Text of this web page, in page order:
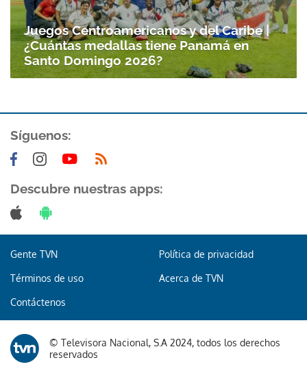
Juegos Centroamericanos y del Caribe |
¿Cuántas medallas tiene Panamá en
Santo Domingo 2026?
Síguenos:
Descubre nuestras apps:
Gente TVN Política de privacidad
Términos de uso Acerca de TVN
Contáctenos
© Televisora Nacional, S.A 2024, todos los derechos
reservados